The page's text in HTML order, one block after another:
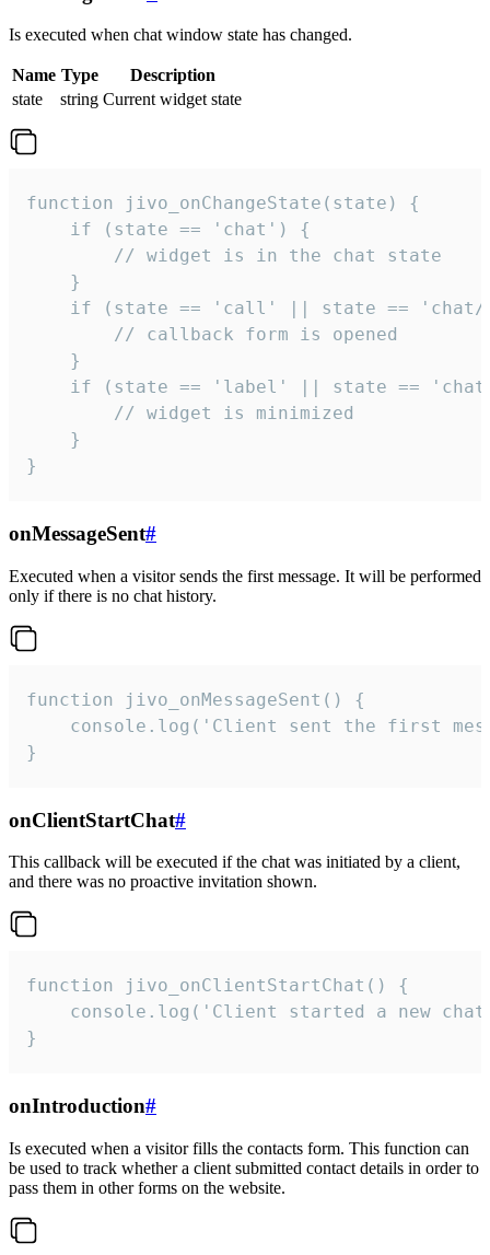
Is executed when chat window state has changed.
Name Type
Description
state
string Current widget state
function jivo_onChangeState(state) {
    if (state == 'chat') {
        // widget is in the chat state
    }
if (state == 'call' || state ==
        // callback form is opened
    }
if (state == 'label' || state ==
        // widget is minimized
    }
}
onMessageSent#
Executed when a visitor sends the first message. It will be performed
only if there is no chat history.
function jivo_onMessageSent() {
console.log('Client sent the first
}
onClientStartChat#
This callback will be executed if the chat was initiated by a client,
and there was no proactive invitation shown.
function jivo_onClientStartChat() {
console.log('Client started a new
}
onIntroduction#
Is executed when a visitor fills the contacts form. This function can
be used to track whether a client submitted contact details in order to
pass them in other forms on the website.